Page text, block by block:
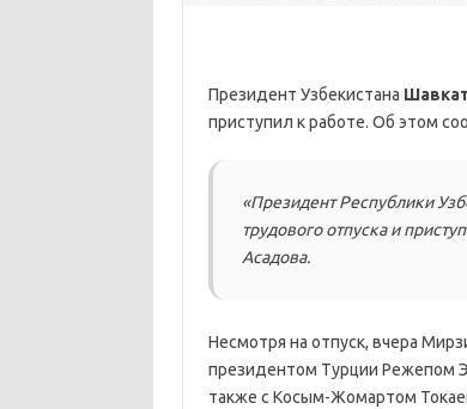
Президент Узбекистана
приступил к работе. Об этом
«Президент Республики
трудового отпуска и
Асадова.
Несмотря на отпуск, вчера
президентом Турции Режепом
также с Косым-Жомартом